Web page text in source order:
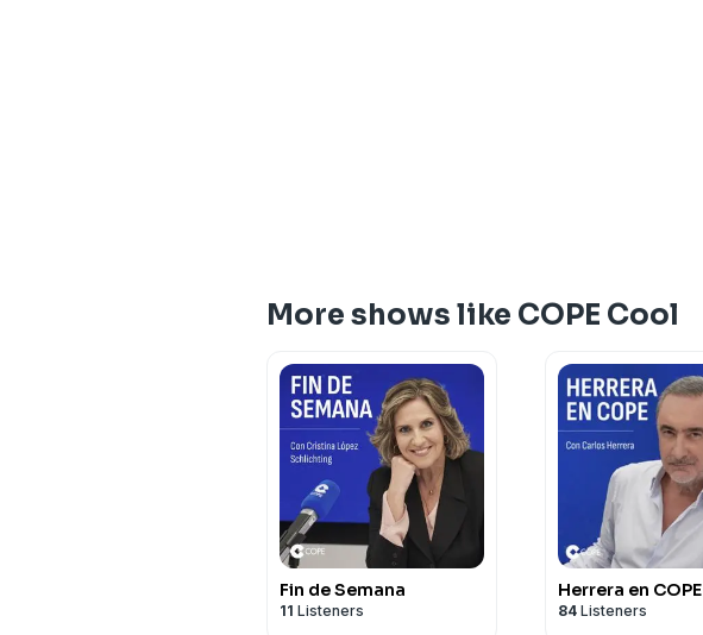
More shows like COPE Cool
Fin de Semana
11 Listeners
Herrera en COPE
84 Listeners